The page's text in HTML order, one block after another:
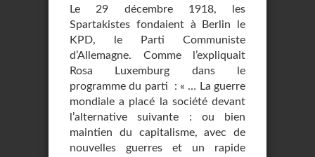
Le 29 décembre 1918, les
Spartakistes fondaient à Berlin le
KPD, le Parti Communiste
d’Allemagne. Comme l’expliquait
Rosa Luxemburg dans le
programme du parti : « … La guerre
mondiale a placé la société devant
l’alternative suivante : ou bien
maintien du capitalisme, avec de
nouvelles guerres et un rapide